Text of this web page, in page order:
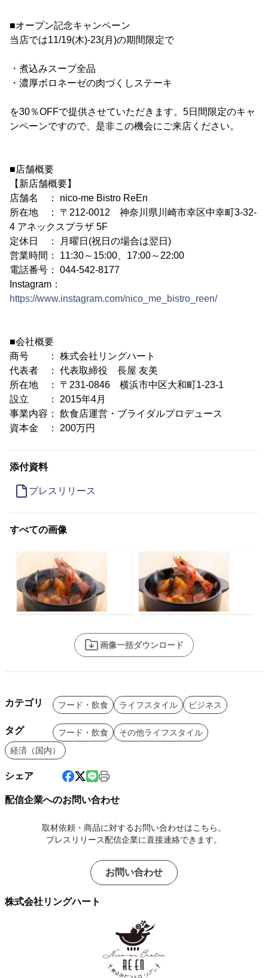
■オープン記念キャンペーン
当店では11/19(木)-23(月)の期間限定で
・煮込みスープ全品
・濃厚ボロネーゼの肉づくしステーキ
を30％OFFで提供させていただきます。5日間限定のキャ
ンペーンですので、是非この機会にご来店ください。
■店舗概要
【新店舗概要】
店舗名 ： nico-me Bistro ReEn
所在地 ： 〒212-0012 神奈川県川崎市幸区中幸町3-32-
4 アネックスプラザ 5F
定休日 ： 月曜日(祝日の場合は翌日)
営業時間： 11:30～15:00、17:00～22:00
電話番号： 044-542-8177
Instagram：
https://www.instagram.com/nico_me_bistro_reen/
■会社概要
商号 ： 株式会社リングハート
代表者 ： 代表取締役 長屋 友美
所在地 ： 〒231-0846 横浜市中区大和町1-23-1
設立 ： 2015年4月
事業内容： 飲食店運営・ブライダルプロデュース
資本金 ： 200万円
添付資料
プレスリリース
すべての画像
画像一括ダウンロード
カテゴリ フード・飲食 ライフスタイル ビジネス
タグ フード・飲食
その他ライフスタイル
経済（国内）
シェア
配信企業へのお問い合わせ
取材依頼・商品に対するお問い合わせはこちら。
プレスリリース配信企業に直接連絡できます。
お問い合わせ
株式会社リングハート